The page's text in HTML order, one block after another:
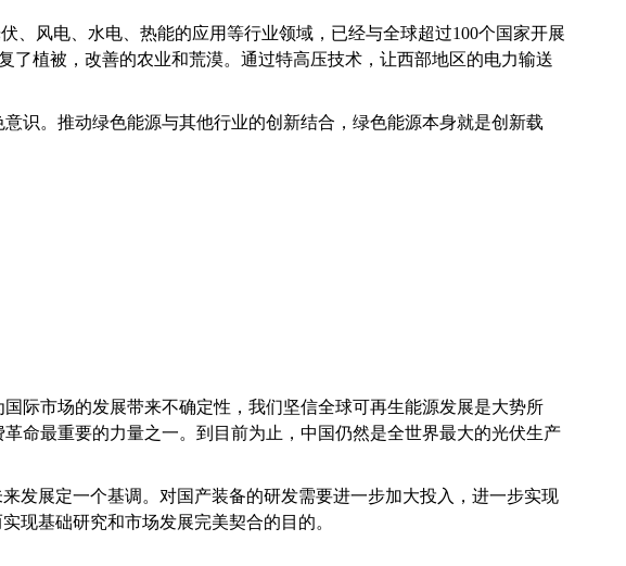
、风电、水电、热能的应用等行业领域，已经与全球超过100个国家开展
植被，改善的农业和荒漠。通过特高压技术，让西部地区的电力输送
识。推动绿色能源与其他行业的创新结合，绿色能源本身就是创新载
际市场的发展带来不确定性，我们坚信全球可再生能源发展是大势所
命最重要的力量之一。到目前为止，中国仍然是全世界最大的光伏生产
发展定一个基调。对国产装备的研发需要进一步加大投入，进一步实现
现基础研究和市场发展完美契合的目的。